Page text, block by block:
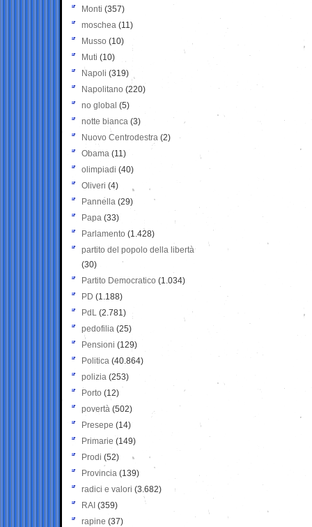
Monti (357)
moschea (11)
Musso (10)
Muti (10)
Napoli (319)
Napolitano (220)
no global (5)
notte bianca (3)
Nuovo Centrodestra (2)
Obama (11)
olimpiadi (40)
Oliveri (4)
Pannella (29)
Papa (33)
Parlamento (1.428)
partito del popolo della libertà
(30)
Partito Democratico (1.034)
PD (1.188)
PdL (2.781)
pedofilia (25)
Pensioni (129)
Politica (40.864)
polizia (253)
Porto (12)
povertà (502)
Presepe (14)
Primarie (149)
Prodi (52)
Provincia (139)
radici e valori (3.682)
RAI (359)
rapine (37)